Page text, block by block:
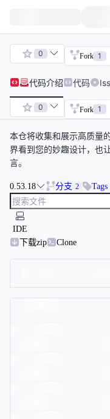
0 Fork 1
代码介绍 代码
0 Fork 1
本仓将收集和展示高质量
界看到您的妙趣设计，也
言。
0.53.18 分支 2 Tags
IDE
下载zip
Clone